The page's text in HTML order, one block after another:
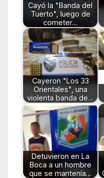
Cayó la "Banda del
Tuerto", luego de
cometer…
Cayeron "Los 33
Orientales", una
violenta banda de…
Detuvieron en La
Boca a un hombre
que se mantenía…